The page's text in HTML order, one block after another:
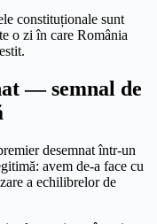
constituționale sunt
o zi în care România
— semnal de
desemnat într-un
avem de-a face cu
a echilibrelor de